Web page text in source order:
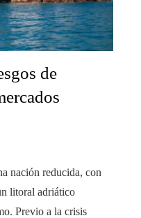
de
nación reducida, con
litoral adriático
Previo a la crisis